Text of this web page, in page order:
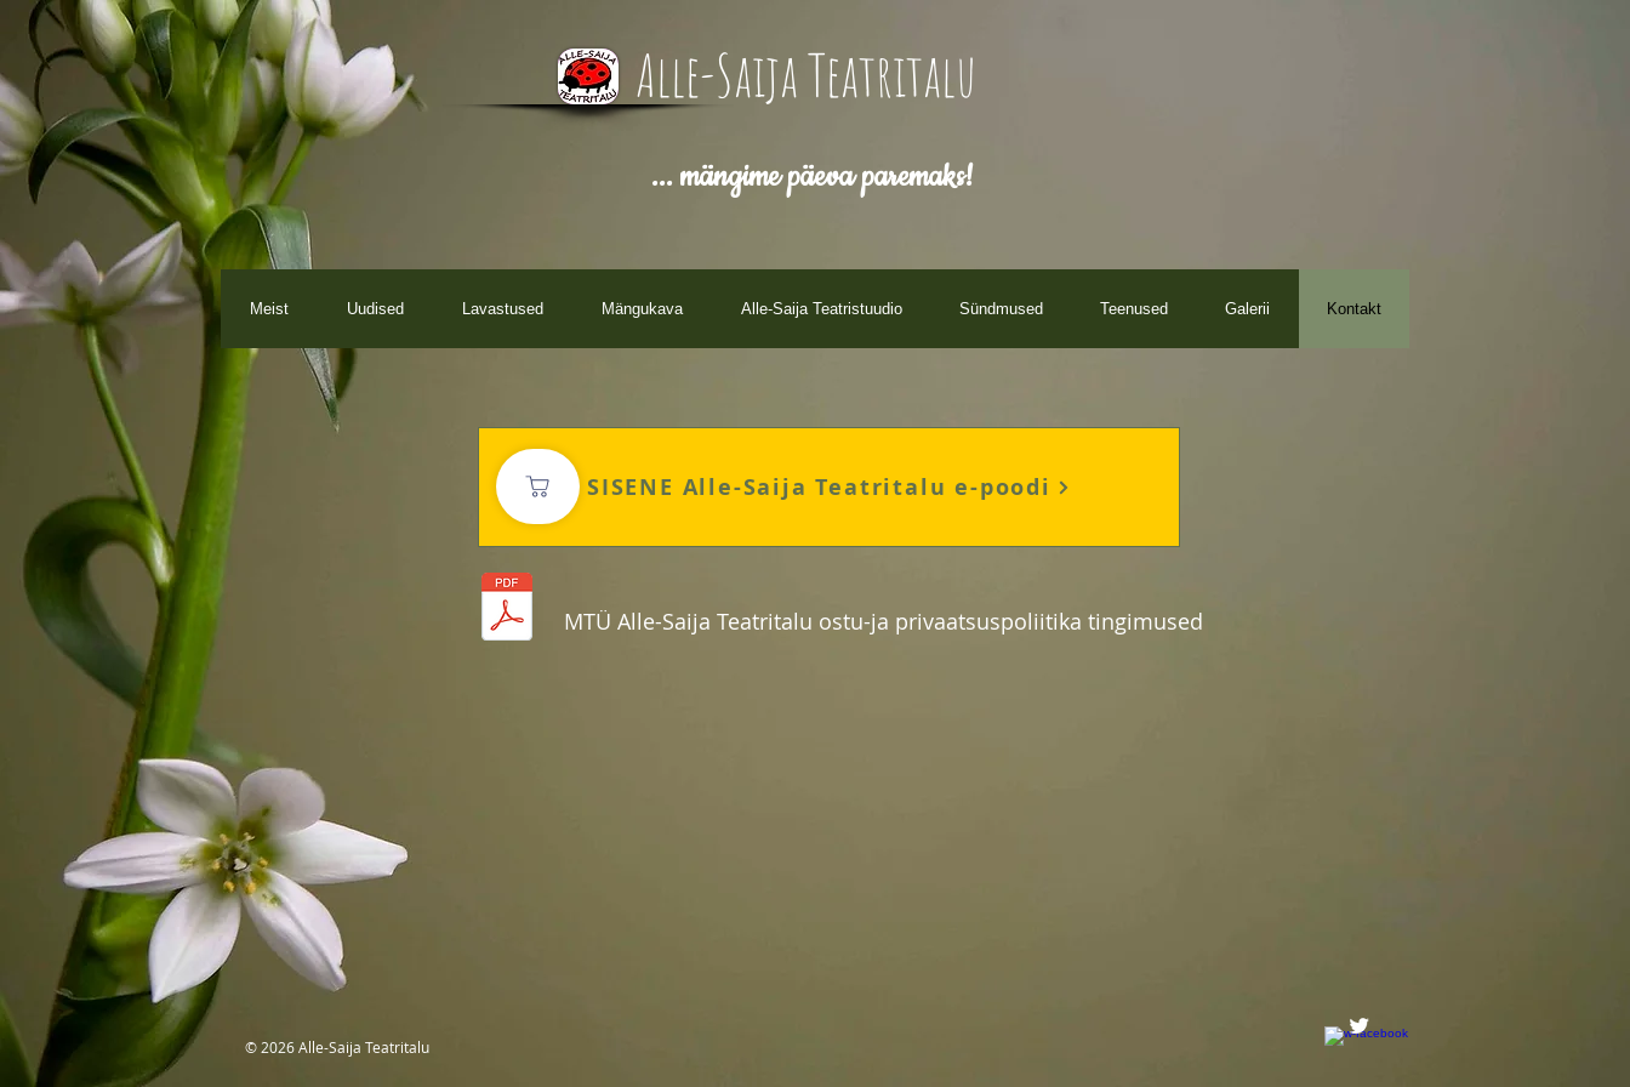
Alle-Saija Teatritalu
... mängime päeva paremaks!
Meist Uudised Lavastused Mängukava Alle-Saija Teatristuudio Sündmused Teenused Galerii Kontakt
SISENE Alle-Saija Teatritalu e-poodi
MTÜ Alle-Saija Teatritalu ostu-ja privaatsuspoliitika tingimused
© 2026 Alle-Saija Teatritalu